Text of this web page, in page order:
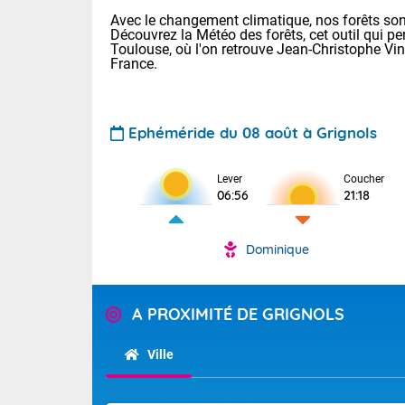
Avec le changement climatique, nos forêts
Découvrez la Météo des forêts, cet outil qui
Toulouse, où l'on retrouve Jean-Christophe
France.
Ephéméride du 08 août à Grignols
Lever
06:56
Coucher
21:18
Dominique
A PROXIMITÉ DE GRIGNOLS
Ville
Voici les
31 Lyon : 35
: 32 Nancy :
31 Lille : 28
Pyrénées, la
Les orages